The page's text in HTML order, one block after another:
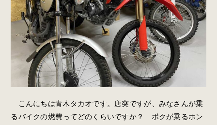
こんにちは青木タカオです。唐突ですが、みなさんが乗
るバイクの燃費ってどのくらいですか？ ボクが乗るホン